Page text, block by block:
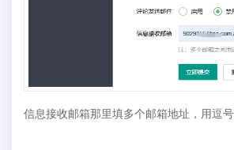
信息接收邮箱那里填多个邮箱地址，用逗号